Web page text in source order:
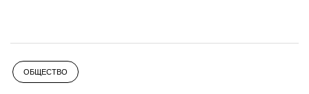
ОБЩЕСТВО